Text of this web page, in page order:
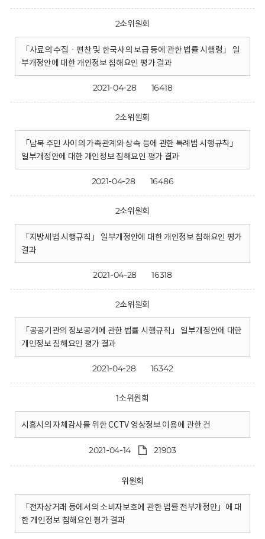
2소위원회
「사료의 수집ㆍ편찬 및 한국사의 보급 등에 관한 법률 시행령」 일
부개정안에 대한 개인정보 침해요인 평가 결과
2021-04-28 16418
2소위원회
「남북 주민 사이의 가족관계와 상속 등에 관한 특례법 시행규칙」
일부개정안에 대한 개인정보 침해요인 평가 결과
2021-04-28 16486
2소위원회
「지방세법 시행규칙」 일부개정안에 대한 개인정보 침해요인 평가
결과
2021-04-28 16318
2소위원회
「공공기관의 정보공개에 관한 법률 시행규칙」 일부개정안에 대한
개인정보 침해요인 평가 결과
2021-04-28 16342
1소위원회
시흥시의 자체감사를 위한 CCTV 영상정보 이용에 관한 건
2021-04-14 21903
위원회
「전자상거래 등에서의 소비자보호에 관한 법률 전부개정안」에 대
한 개인정보 침해요인 평가 결과